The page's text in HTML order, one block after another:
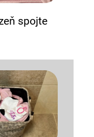
spojte